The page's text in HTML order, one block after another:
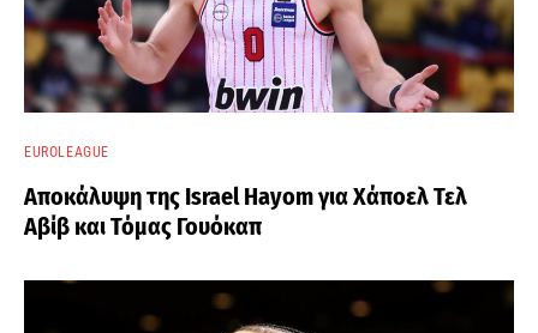
EUROLEAGUE
Αποκάλυψη της Israel Hayom για Χάποελ Τελ
Αβίβ και Τόμας Γουόκαπ